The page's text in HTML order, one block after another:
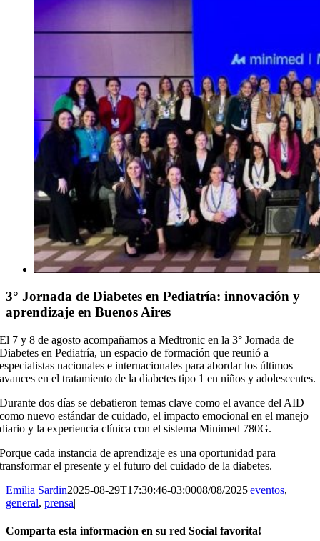
3° Jornada de Diabetes en Pediatría: innovación y
aprendizaje en Buenos Aires
El 7 y 8 de agosto acompañamos a Medtronic en la 3° Jornada de
Diabetes en Pediatría, un espacio de formación que reunió a
especialistas nacionales e internacionales para abordar los últimos
avances en el tratamiento de la diabetes tipo 1 en niños y adolescentes.
Durante dos días se debatieron temas clave como el avance del AID
como nuevo estándar de cuidado, el impacto emocional en el manejo
diario y la experiencia clínica con el sistema Minimed 780G.
Porque cada instancia de aprendizaje es una oportunidad para
transformar el presente y el futuro del cuidado de la diabetes.
Emilia Sardin2025-08-29T17:30:46-03:0008/08/2025|eventos,
general, prensa|
Comparta esta información en su red Social favorita!